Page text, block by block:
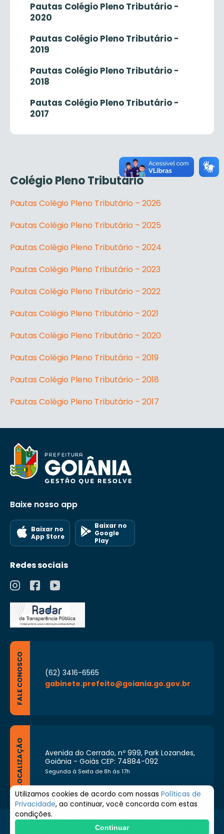
Pautas Colégio Pleno Tributário -
2020
Pautas Colégio Pleno Tributário -
2019
Pautas Colégio Pleno Tributário -
2018
Pautas Colégio Pleno Tributário -
2017
Colégio Pleno Tributário
Pautas Colégio Pleno Tributário – 2026
Pautas Colégio Pleno Tributário – 2025
Pautas Colégio Pleno Tributário – 2024
Pautas Colégio Pleno Tributário – 2023
Pautas Colégio Pleno Tributário – 2022
Pautas Colégio Pleno Tributário – 2021
Pautas Colégio Pleno Tributário – 2020
Pautas Colégio Pleno Tributário – 2019
Pautas Colégio Pleno Tributário – 2018
Pautas Colégio Pleno Tributário – 2017
Baixe nosso app
Baixar no
App Store
Baixar no
Google
Play
Redes sociais
FALE CONOSCO
(62) 3416-6565
gabinete.prefeito@goiania.go.gov.br
LOCALIZAÇÃO
Avenida do Cerrado, nº 999, Park Lozandes,
Goiânia - Goiás CEP: 74884-092
Segunda à Sexta de 8h às 17h
© 2026 Prefeitura de Goiânia. Todos os direitos
reservados.
Utilizamos cookies de acordo com nossas Políticas de
Privacidade, ao continuar, você concorda com estas
condições.
Continuar